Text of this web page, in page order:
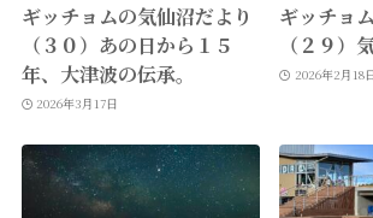
ギッチョムの気仙沼だより
（３０）あの日から１５
年、大津波の伝承。
2026年3月17日
ギッチョ
（２９）
2026年2月18